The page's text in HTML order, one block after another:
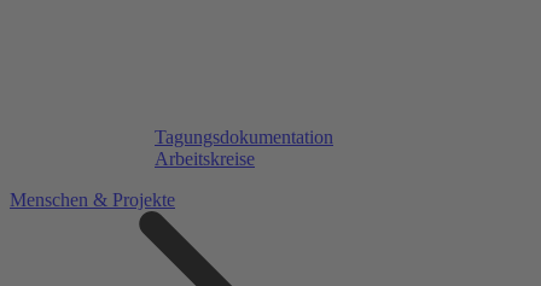
Tagungsdokumentation
Arbeitskreise
Menschen & Projekte